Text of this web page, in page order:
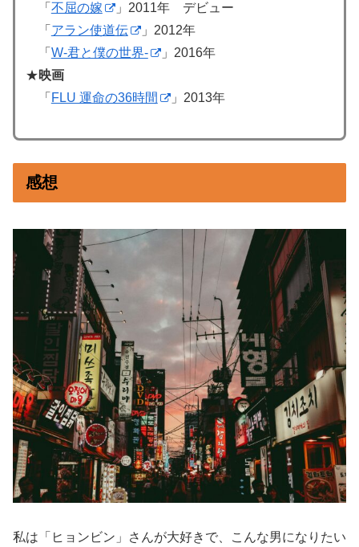
「 不屈の嫁
」2011年 デビュー
「 アラン使道伝
」2012年
「 W-君と僕の世界-
」2016年
★映画
「 FLU 運命の36時間 」2013年
感想
私は「ヒョンビン」さんが大好きで、こんな男になりたい